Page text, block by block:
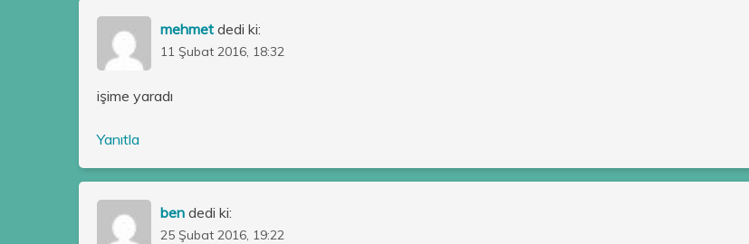
mehmet dedi ki:
11 Şubat 2016, 18:32
işime yaradı
Yanıtla
ben dedi ki:
25 Şubat 2016, 19:22